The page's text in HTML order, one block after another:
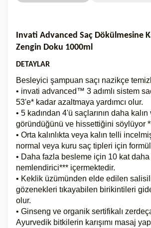
Invati Advanced Saç Dökülmesine
Zengin Doku 1000ml
DETAYLAR
Besleyici şampuan saçı nazikçe
• invati advanced™ 3 adımlı sistem
53'e* kadar azaltmaya yardımcı olur.
• 5 kadından 4'ü saçlarının daha
göründüğünü ve hissettiğini söylüyor
• Orta kalınlıkta veya kalın telli
normal veya kuru saç tipleri için
• Daha fazla besleme için 10 kat daha
nemlendirici*** içermektedir.
• Keklik üzümünden elde edilen
gözenekleri tıkayabilen birikintileri
olur.
• Ginseng ve organik sertifikalı
Ayurvedik bitkilerin karışımı masaj